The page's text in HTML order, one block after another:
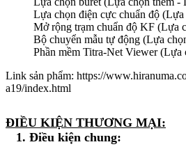
Lựa chọn điện cực chuẩn độ
Mở rộng trạm chuẩn độ KF (Lựa
Bộ chuyển mẫu tự động (Lựa
Phần mềm Titra-Net Viewer (Lựa
Link sản phẩm: https://
a19/index.html
ĐIỀU KIỆN THƯƠNG MẠI:
1. Điều kiện chung: